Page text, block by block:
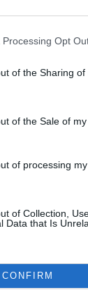
Opt
of the Sharing of
of the Sale of my
of processing
of Collection,
Data that Is
CONFIRM